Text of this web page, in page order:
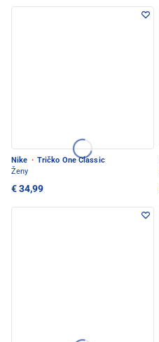
Nike · Tričko One Classic
Ženy
€ 34,99